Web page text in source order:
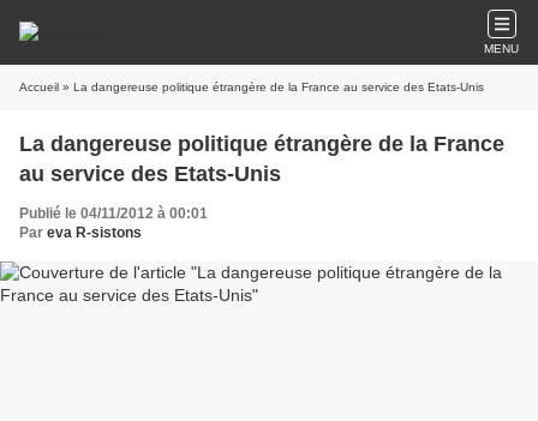
MENU
Accueil » La dangereuse politique étrangère de la France au service des Etats-Unis
La dangereuse politique étrangère de la France
au service des Etats-Unis
Publié le 04/11/2012 à 00:01
Par eva R-sistons